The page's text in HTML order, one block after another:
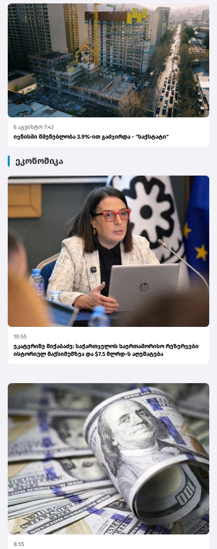
6 აგვისტო 7:43
ივნისში მშენებლობა 3.9%-ით გაძვირდა - "საქსტატი"
ეკონომიკა
10:55
ეკატერინე მიქაბაძე: საქართველოს საერთაშორისო რეზერვები
ისტორიულ მაქსიმუმზეა და $7.5 მლრდ-ს აღემატება
8:55